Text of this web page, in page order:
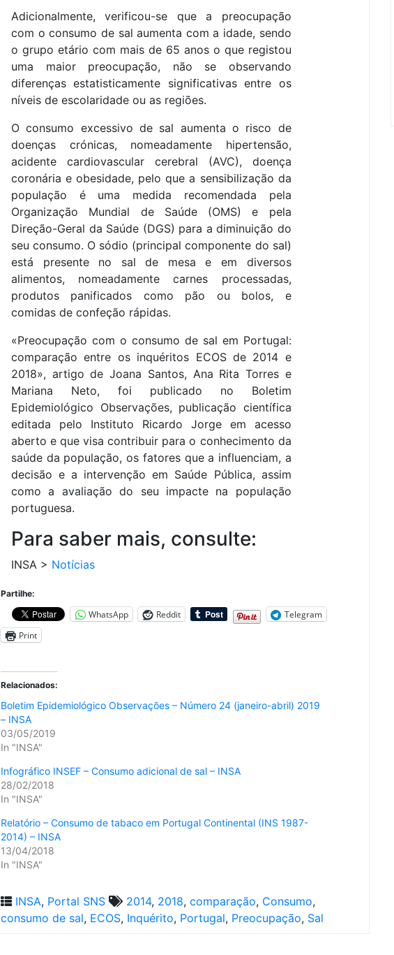
Adicionalmente, verificou-se que a preocupação
com o consumo de sal aumenta com a idade, sendo
o grupo etário com mais de 65 anos o que registou
uma maior preocupação, não se observando
diferenças estatisticamente significativas entre os
níveis de escolaridade ou as regiões.
O consumo excessivo de sal aumenta o risco de
doenças crónicas, nomeadamente hipertensão,
acidente cardiovascular cerebral (AVC), doença
coronária e obesidade, pelo que a sensibilização da
população é uma medida recomendada pela
Organização Mundial de Saúde (OMS) e pela
Direção-Geral da Saúde (DGS) para a diminuição do
seu consumo. O sódio (principal componente do sal)
está presente no sal de mesa e em diversos
alimentos, nomeadamente carnes processadas,
produtos panificados como pão ou bolos, e
comidas de confeção rápidas.
«Preocupação com o consumo de sal em Portugal:
comparação entre os inquéritos ECOS de 2014 e
2018», artigo de Joana Santos, Ana Rita Torres e
Mariana Neto, foi publicado no Boletim
Epidemiológico Observações, publicação científica
editada pelo Instituto Ricardo Jorge em acesso
aberto e que visa contribuir para o conhecimento da
saúde da população, os fatores que a influenciam, a
decisão e a intervenção em Saúde Pública, assim
como a avaliação do seu impacte na população
portuguesa.
Para saber mais, consulte:
INSA > Notícias
Partilhe:
WhatsApp Reddit
Telegram
Print
Relacionados:
Boletim Epidemiológico Observações – Número 24 (janeiro-abril) 2019
– INSA
03/05/2019
In "INSA"
Infográfico INSEF – Consumo adicional de sal – INSA
28/02/2018
In "INSA"
Relatório – Consumo de tabaco em Portugal Continental (INS 1987-
2014) – INSA
13/04/2018
In "INSA"
INSA, Portal SNS 2014, 2018, comparação, Consumo,
consumo de sal, ECOS, Inquérito, Portugal, Preocupação, Sal